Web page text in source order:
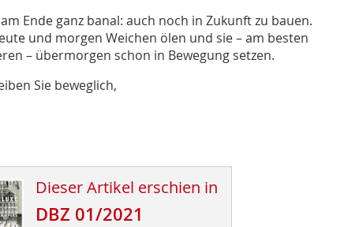
Ende ganz banal: auch noch in Zukunft zu bauen.
und morgen Weichen ölen und sie – am besten
– übermorgen schon in Bewegung setzen.
Sie beweglich,
Dieser Artikel erschien in
DBZ 01/2021